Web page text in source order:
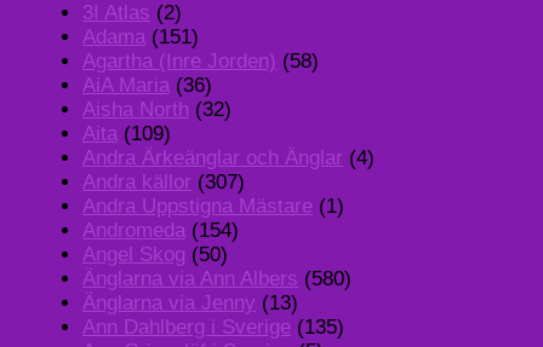
3I Atlas (2)
Adama (151)
Agartha (Inre Jorden) (58)
AiA Maria (36)
Aisha North (32)
Aita (109)
Andra Ärkeänglar och Änglar (4)
Andra källor (307)
Andra Uppstigna Mästare (1)
Andromeda (154)
Angel Skog (50)
Änglarna via Ann Albers (580)
Änglarna via Jenny (13)
Ann Dahlberg i Sverige (135)